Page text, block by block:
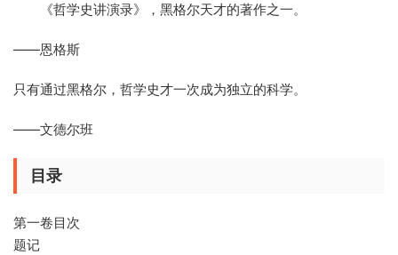
《哲学史讲演录》，黑格尔天才的著作之一。
——恩格斯
只有通过黑格尔，哲学史才一次成为独立的科学。
——文德尔班
目录
第一卷目次
题记